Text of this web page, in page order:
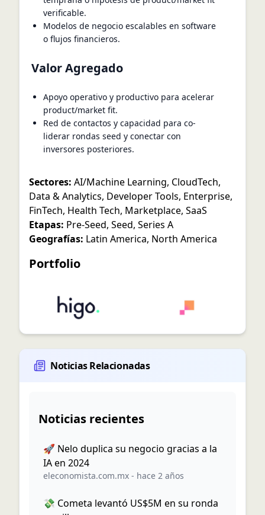
verificable.
Modelos de negocio escalables en software
o flujos financieros.
Valor Agregado
Apoyo operativo y productivo para acelerar
product/market fit.
Red de contactos y capacidad para co-
liderar rondas seed y conectar con
inversores posteriores.
Sectores: AI/Machine Learning, CloudTech,
Data & Analytics, Developer Tools, Enterprise,
FinTech, Health Tech, Marketplace, SaaS
Etapas: Pre-Seed, Seed, Series A
Geografías: Latin America, North America
Portfolio
Noticias Relacionadas
Noticias recientes
🚀 Nelo duplica su negocio gracias a la
IA en 2024
eleconomista.com.mx - hace 2 años
💸 Cometa levantó US$5M en su ronda